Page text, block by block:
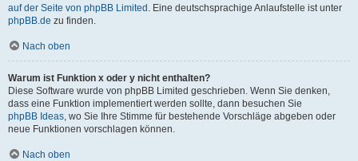
auf der Seite von phpBB Limited . Eine deutschsprachige Anlaufstelle ist unter
phpBB.de zu finden.
Nach oben
Warum ist Funktion x oder y nicht enthalten?
Diese Software wurde von phpBB Limited geschrieben. Wenn Sie denken,
dass eine Funktion implementiert werden sollte, dann besuchen Sie
phpBB Ideas, wo Sie Ihre Stimme für bestehende Vorschläge abgeben oder
neue Funktionen vorschlagen können.
Nach oben